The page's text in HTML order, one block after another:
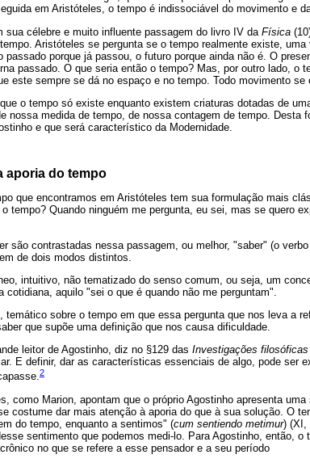
em Aristóteles, o tempo é indissociável do movimento e
sua célebre e muito influente passagem do livro IV da Física
Aristóteles se pergunta se o tempo realmente existe,
passado porque já passou, o futuro porque ainda não é. O
passado. O que seria então o tempo? Mas, por outro lado, o
este sempre se dá no espaço e no tempo. Todo movimento se
o tempo só existe enquanto existem criaturas dotadas de
nossa medida de tempo, de nossa contagem de tempo. Desta
e que será característico da Modernidade.
aporia do tempo
que encontramos em Aristóteles tem sua formulação mais
tempo? Quando ninguém me pergunta, eu sei, mas se quero
são contrastadas nessa passagem, ou melhor, "saber" (o
de dois modos distintos.
intuitivo, não tematizado do senso comum, ou seja, um
cotidiana, aquilo "sei o que é quando não me perguntam".
temático sobre o tempo em que essa pergunta que nos leva a
que supõe uma definição que nos causa dificuldade.
leitor de Agostinho, diz no §129 das Investigações filosóficas
E definir, dar as características essenciais de algo, pode ser
2
como Marion, apontam que o próprio Agostinho apresenta
costume dar mais atenção à aporia do que à sua solução. O
do tempo, enquanto a sentimos" (cum sentiendo metimur) (XI,
sentimento que podemos medi-lo. Para Agostinho, então,
no que se refere a esse pensador e a seu período